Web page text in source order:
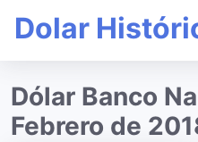
Dolar
Dólar Banco
Febrero de